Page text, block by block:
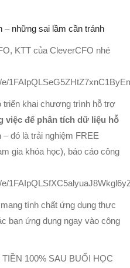
– những sai lầm cần tránh
KTT của CleverCFO nhé
khai chương trình hỗ trợ
việc để phân tích dữ liệu hỗ
– đó là trải nghiệm FREE
gia khóa học), báo cáo công
mang tính chất ứng dụng thực
bạn ứng dụng ngay vào công
100% SAU BUỔI HỌC